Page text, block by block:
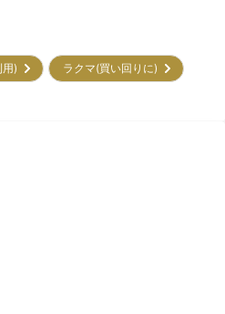
用)
ラクマ(買い回りに)